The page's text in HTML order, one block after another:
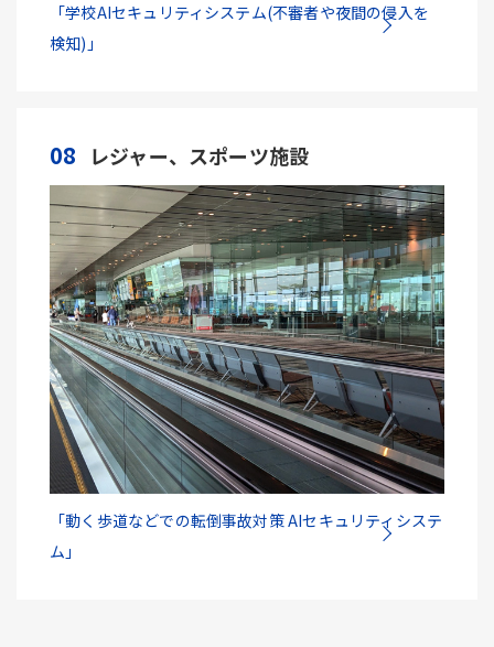
「学校AIセキュリティシステム(不審者や夜間の侵入を
検知)」
08 レジャー、スポーツ施設
「動く歩道などでの転倒事故対策 AIセキュリティシステ
ム」